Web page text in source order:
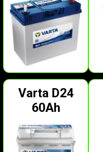
Varta D24
60Ah